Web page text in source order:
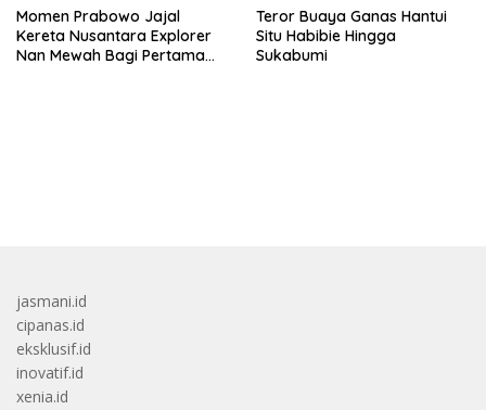
Momen Prabowo Jajal
Kereta Nusantara Explorer
Nan Mewah Bagi Pertama
Teror Buaya Ganas Hantui
Situ Habibie Hingga
Sukabumi
jasmani.id
cipanas.id
eksklusif.id
inovatif.id
xenia.id